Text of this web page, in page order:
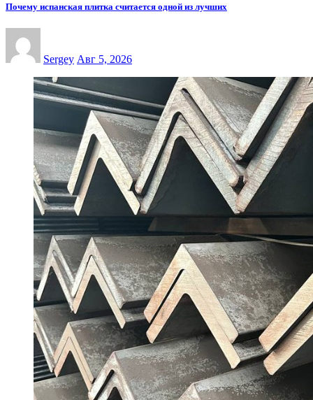
Почему испанская плитка считается одной из лучших
Sergey Авг 5, 2026